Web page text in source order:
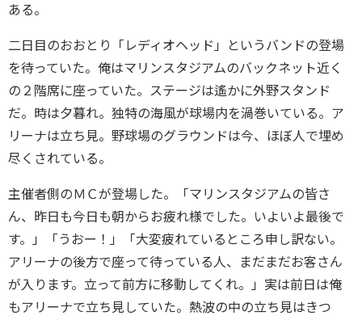
ある。
二日目のおおとり「レディオヘッド」というバンドの登場
を待っていた。俺はマリンスタジアムのバックネット近く
の２階席に座っていた。ステージは遙かに外野スタンド
だ。時は夕暮れ。独特の海風が球場内を渦巻いている。ア
リーナは立ち見。野球場のグラウンドは今、ほぼ人で埋め
尽くされている。
主催者側のＭＣが登場した。「マリンスタジアムの皆さ
ん、昨日も今日も朝からお疲れ様でした。いよいよ最後で
す。」「うおー！」「大変疲れているところ申し訳ない。
アリーナの後方で座って待っている人、まだまだお客さん
が入ります。立って前方に移動してくれ。」実は前日は俺
もアリーナで立ち見していた。熱波の中の立ち見はきつ